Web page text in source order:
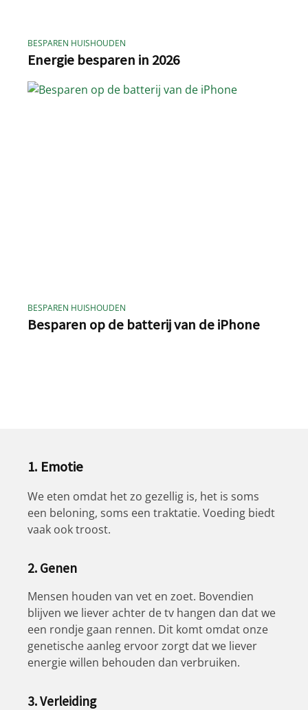
BESPAREN HUISHOUDEN
Energie besparen in 2026
BESPAREN HUISHOUDEN
Besparen op de batterij van de iPhone
1. Emotie
We eten omdat het zo gezellig is, het is soms
een beloning, soms een traktatie. Voeding biedt
vaak ook troost.
2. Genen
Mensen houden van vet en zoet. Bovendien
blijven we liever achter de tv hangen dan dat we
een rondje gaan rennen. Dit komt omdat onze
genetische aanleg ervoor zorgt dat we liever
energie willen behouden dan verbruiken.
3. Verleiding